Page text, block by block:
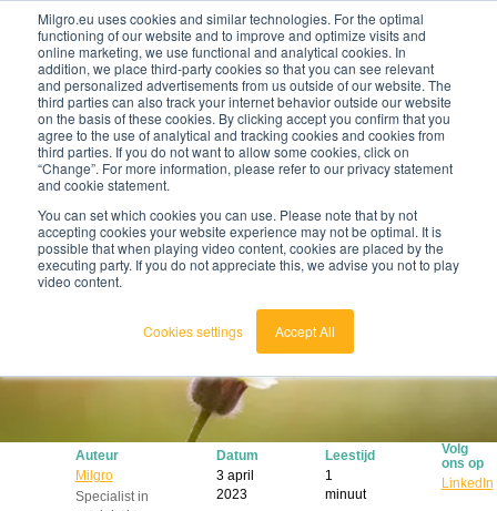
Milgro.eu uses cookies and similar technologies. For the optimal
functioning of our website and to improve and optimize visits and
online marketing, we use functional and analytical cookies. In
addition, we place third-party cookies so that you can see relevant
and personalized advertisements from us outside of our website. The
third parties can also track your internet behavior outside our website
on the basis of these cookies. By clicking accept you confirm that you
agree to the use of analytical and tracking cookies and cookies from
third parties. If you do not want to allow some cookies, click on
“Change”. For more information, please refer to our privacy statement
and cookie statement.
You can set which cookies you can use. Please note that by not
accepting cookies your website experience may not be optimal. It is
possible that when playing video content, cookies are placed by the
executing party. If you do not appreciate this, we advise you not to play
video content.
Cookies settings Accept All
nederlands
english
nl
🔥Grondstoffen worden schaarser en duurder. Weet
jij waar jouw organisatie kwetsbaar is en wat je
eraan kunt doen?
Bekijk de Grondstoffenbarometer
Auteur
Milgro
Specialist in
Datum
3 april
2023
Leestijd
1
minuut
Volg
ons op
LinkedIn